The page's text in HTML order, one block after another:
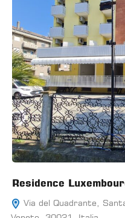
Residence
Via del Quadrante,